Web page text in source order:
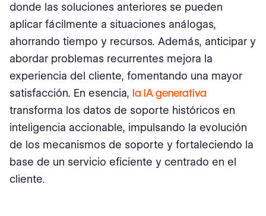
donde las soluciones anteriores se pueden
aplicar fácilmente a situaciones análogas,
ahorrando tiempo y recursos. Además, anticipar y
abordar problemas recurrentes mejora la
experiencia del cliente, fomentando una mayor
satisfacción. En esencia, la IA generativa
transforma los datos de soporte históricos en
inteligencia accionable, impulsando la evolución
de los mecanismos de soporte y fortaleciendo la
base de un servicio eficiente y centrado en el
cliente.